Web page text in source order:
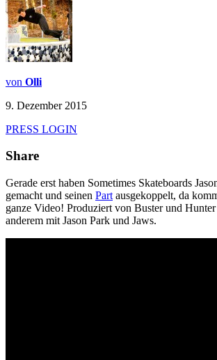
von Olli
9. Dezember 2015
PRESS LOGIN
Share
Gerade erst haben Sometimes Skateboards
gemacht und seinen Part ausgekoppelt, da
ganze Video! Produziert von Buster und Hunter
anderem mit Jason Park und Jaws.